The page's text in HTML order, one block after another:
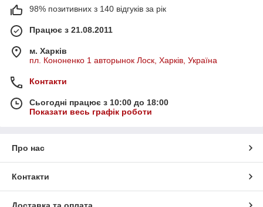
98% позитивних з 140 відгуків за рік
Працює з 21.08.2011
м. Харків
пл. Кононенко 1 авторынок Лоск, Харків, Україна
Контакти
Сьогодні працює з 10:00 до 18:00
Показати весь графік роботи
Про нас
Контакти